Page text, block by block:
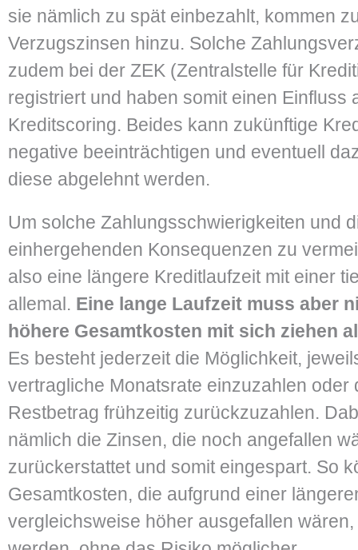
sie nämlich zu spät einbezahlt, kommen
Verzugszinsen hinzu. Solche
zudem bei der ZEK (Zentralstelle für
registriert und haben somit einen Einfluss
Kreditscoring. Beides kann zukünftige
negative beeinträchtigen und eventuell
diese abgelehnt werden.
Um solche Zahlungsschwierigkeiten und
einhergehenden Konsequenzen zu
also eine längere Kreditlaufzeit mit einer
allemal. Eine lange Laufzeit muss aber
höhere Gesamtkosten mit sich ziehen
Es besteht jederzeit die Möglichkeit,
vertragliche Monatsrate einzuzahlen oder
Restbetrag frühzeitig zurückzuzahlen.
nämlich die Zinsen, die noch angefallen
zurückerstattet und somit eingespart. So
Gesamtkosten, die aufgrund einer
vergleichsweise höher ausgefallen